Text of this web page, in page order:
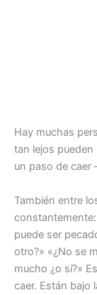
Hay muchas
tan lejos pueden
un paso de caer
También entre
puede ser
otro?» «¿No se
mucho ¿o sí?»
caer. Están bajo